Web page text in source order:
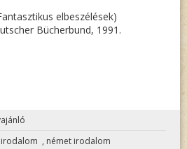
elbeszélések)
Bücherbund, 1991.
, német irodalom